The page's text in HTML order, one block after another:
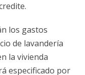
los gastos
de lavandería
la vivienda
especificado por